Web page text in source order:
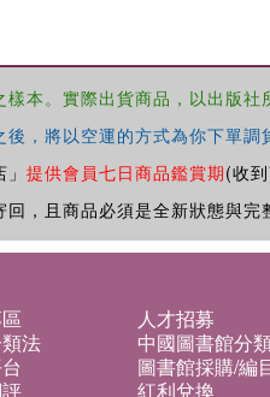
本。實際出貨商品，以出版
，將以空運的方式為你下單
提供會員七日商品鑑賞期(收
，且商品必須是全新狀態與
人才招募
法 中國圖書館分
圖書館採購/編
紅利兌換